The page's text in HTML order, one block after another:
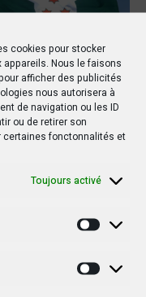
cookies pour stocker
Nous le faisons
afficher des publicités
nous autorisera à
de navigation ou les ID
ou de retirer son
fonctonnalités et
Toujours activé
2019
d’un pays
flotte au Sud-